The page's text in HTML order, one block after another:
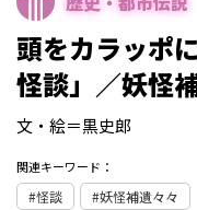
頭をカラッポ
怪談」／妖怪
文・絵＝黒史郎
関連キーワード：
怪談 妖怪補遺々々